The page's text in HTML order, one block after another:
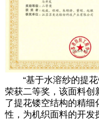
“基于水溶纱的提
荣获二等奖，该面料创
了提花镂空结构的精
性，为机织面料的开发